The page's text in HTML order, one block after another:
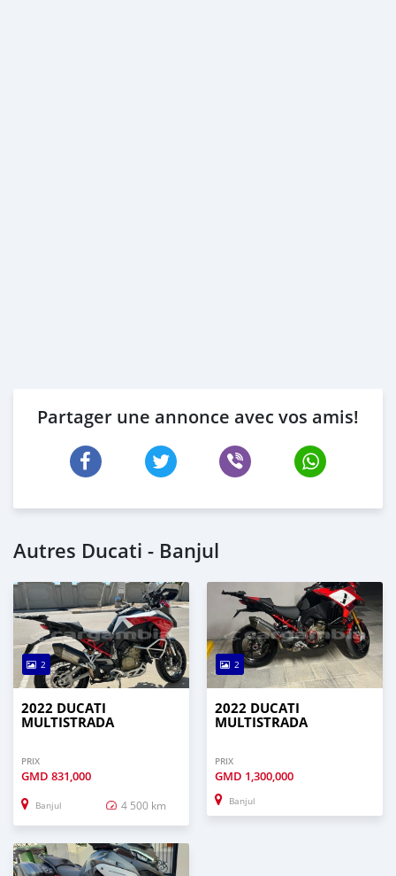
Partager une annonce avec vos amis!
Autres Ducati - Banjul
2
2022 DUCATI
MULTISTRADA
PRIX
GMD 831,000
Banjul 4 500 km
2
2022 DUCATI
MULTISTRADA
PRIX
GMD 1,300,000
Banjul